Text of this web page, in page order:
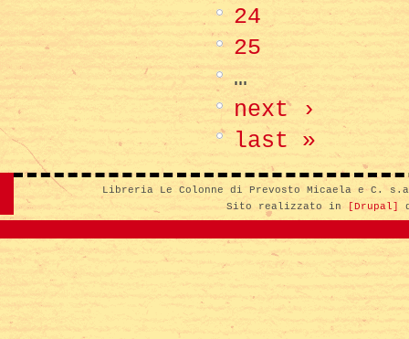
24
25
…
next ›
last »
Libreria Le Colonne di Prevosto Micaela e C.
Sito realizzato in
[Drupal]